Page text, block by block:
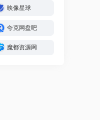
映像星球
夸克网盘吧
魔都资源网